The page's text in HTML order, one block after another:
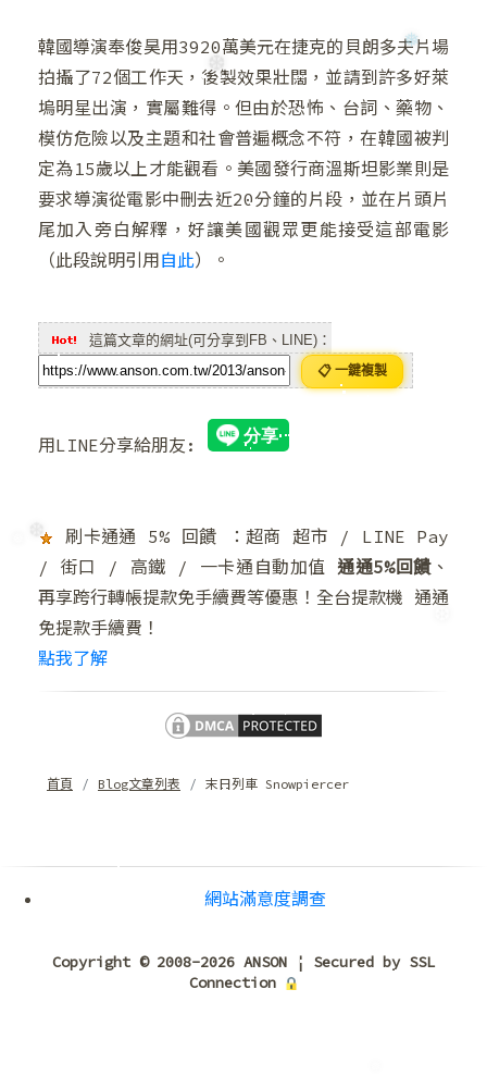
韓國導演奉俊昊用3920萬美元在捷克的貝朗多夫片場
拍攝了72個工作天，後製效果壯闊，並請到許多好萊
塢明星出演，實屬難得。但由於恐怖、台詞、藥物、
模仿危險以及主題和社會普遍概念不符，在韓國被判
定為15歲以上才能觀看。美國發行商溫斯坦影業則是
要求導演從電影中刪去近20分鐘的片段，並在片頭片
尾加入旁白解釋，好讓美國觀眾更能接受這部電影
（此段說明引用自此）。
這篇文章的網址(可分享到FB、LINE)：
📋 一鍵複製
用LINE分享給朋友:
刷卡通通 5% 回饋 ：超商 超市 / LINE Pay
/ 街口 / 高鐵 / 一卡通自動加值通通5%回饋 、
再享跨行轉帳提款免手續費等優惠！全台提款機 通通
免提款手續費！
點我了解
首頁 Blog文章列表 末日列車 Snowpiercer
網站滿意度調查
Copyright © 2008-2026 ANSON | Secured by SSL
Connection
❆
❆
❅